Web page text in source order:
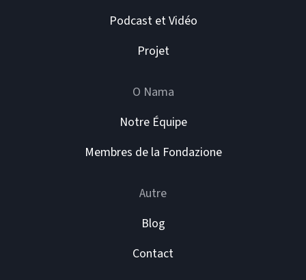
Podcast et Vidéo
Projet
O Nama
Notre Équipe
Membres de la Fondazione
Autre
Blog
Contact